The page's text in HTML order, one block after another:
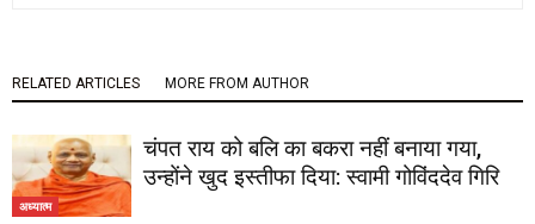
RELATED ARTICLES MORE FROM AUTHOR
अध्यात्म
चंपत राय को बलि का बकरा नहीं बनाया गया,
उन्होंने खुद इस्तीफा दिया: स्वामी गोविंददेव गिरि